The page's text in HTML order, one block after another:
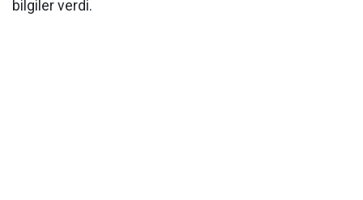
bilgiler verdi.